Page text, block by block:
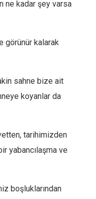
ne kadar şey varsa
görünür kalarak
sahne bize ait
koyanlar da
tarihimizden
yabancılaşma ve
boşluklarından